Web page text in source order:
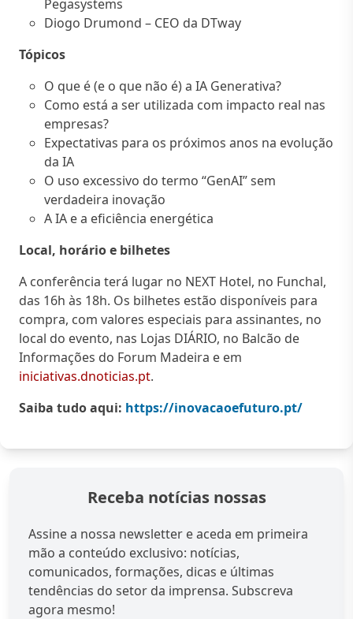
Pegasystems
Diogo Drumond – CEO da DTway
Tópicos
O que é (e o que não é) a IA Generativa?
Como está a ser utilizada com impacto real nas
empresas?
Expectativas para os próximos anos na evolução
da IA
O uso excessivo do termo “GenAI” sem
verdadeira inovação
A IA e a eficiência energética
Local, horário e bilhetes
A conferência terá lugar no NEXT Hotel, no Funchal,
das 16h às 18h. Os bilhetes estão disponíveis para
compra, com valores especiais para assinantes, no
local do evento, nas Lojas DIÁRIO, no Balcão de
Informações do Forum Madeira e em
iniciativas.dnoticias.pt.
Saiba tudo aqui: https://inovacaoefuturo.pt/
Receba notícias nossas
Assine a nossa newsletter e aceda em primeira
mão a conteúdo exclusivo: notícias,
comunicados, formações, dicas e últimas
tendências do setor da imprensa. Subscreva
agora mesmo!